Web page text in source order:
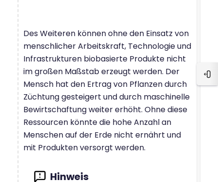
Des Weiteren können ohne den Einsatz von
menschlicher Arbeitskraft, Technologie und
Infrastrukturen biobasierte Produkte nicht
im großen Maßstab erzeugt werden. Der
Mensch hat den Ertrag von Pflanzen durch
Züchtung gesteigert und durch maschinelle
Bewirtschaftung weiter erhöht. Ohne diese
Ressourcen könnte die hohe Anzahl an
Menschen auf der Erde nicht ernährt und
mit Produkten versorgt werden.